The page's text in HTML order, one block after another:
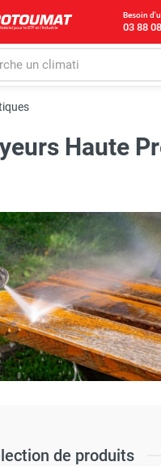
Besoin
03 88
Haute
de produits